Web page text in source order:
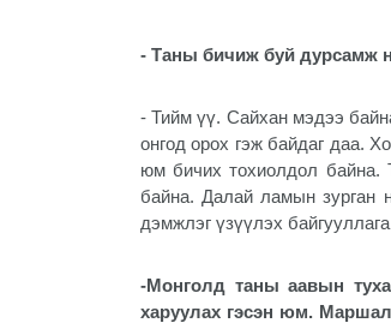
- Таны бичиж буй дурсамж
- Тийм үү. Сайхан мэдээ
онгод орох гэж байдаг даа.
юм бичих тохиолдол байна.
байна. Далай ламын зурган
дэмжлэг үзүүлэх
-Монголд таныаавын
харуулах гэсэн юм.